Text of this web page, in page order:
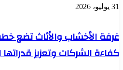
31 يوليو، 2026
غرفة الأخشاب والأثاث تضع
كفاءة الشركات وتعزيز قدراتها